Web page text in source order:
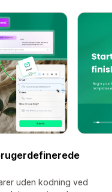
uden kodning ved